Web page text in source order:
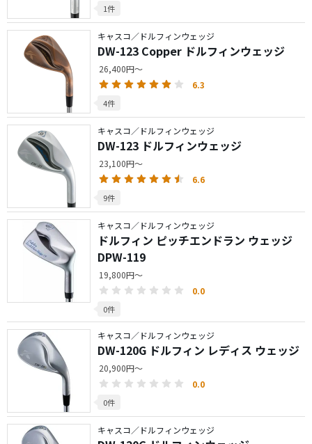
1件
キャスコ／ドルフィンウェッジ
DW-123 Copper ドルフィンウェッジ
26,400円～
6.3
4件
キャスコ／ドルフィンウェッジ
DW-123 ドルフィンウェッジ
23,100円～
6.6
9件
キャスコ／ドルフィンウェッジ
ドルフィン ピッチエンドラン ウェッジ
DPW-119
19,800円～
0.0
0件
キャスコ／ドルフィンウェッジ
DW-120G ドルフィン レディス ウェッジ
20,900円～
0.0
0件
キャスコ／ドルフィンウェッジ